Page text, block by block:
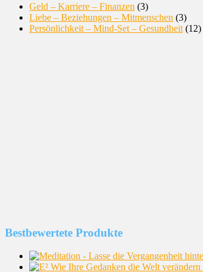
Geld – Karriere – Finanzen (3)
Liebe – Beziehungen – Mitmenschen (3)
Persönlichkeit – Mind-Set – Gesundheit (12)
Bestbewertete Produkte